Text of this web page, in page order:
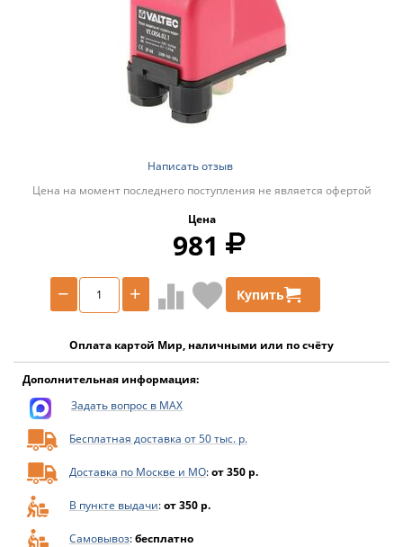
Написать отзыв
Цена на момент последнего поступления не является офертой
Цена
981
+
− Купить
Оплата картой Мир, наличными или по счёту
Дополнительная информация:
Задать вопрос в MAX
Бесплатная доставка от 50 тыс. р.
Доставка по Москве и МО:от 350 р.
В пункте выдачи:от 350 р.
Самовывоз:бесплатно